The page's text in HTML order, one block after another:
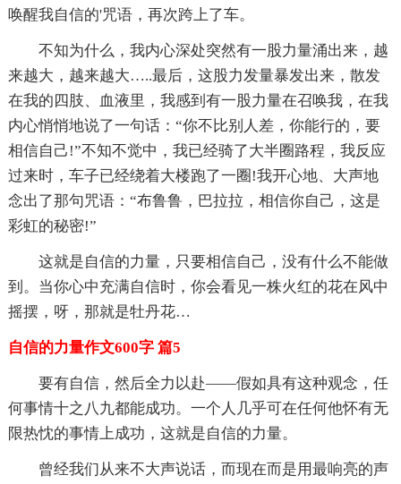
唤醒我自信的'咒语，再次跨上了车。
不知为什么，我内心深处突然有一股力量涌出来，越
来越大，越来越大…..最后，这股力发量暴发出来，散发
在我的四肢、血液里，我感到有一股力量在召唤我，在我
内心悄悄地说了一句话：“你不比别人差，你能行的，要
相信自己!”不知不觉中，我已经骑了大半圈路程，我反应
过来时，车子已经绕着大楼跑了一圈!我开心地、大声地
念出了那句咒语：“布鲁鲁，巴拉拉，相信你自己，这是
彩虹的秘密!”
这就是自信的力量，只要相信自己，没有什么不能做
到。当你心中充满自信时，你会看见一株火红的花在风中
摇摆，呀，那就是牡丹花…
自信的力量作文600字 篇5
要有自信，然后全力以赴——假如具有这种观念，任
何事情十之八九都能成功。一个人几乎可在任何他怀有无
限热忱的事情上成功，这就是自信的力量。
曾经我们从来不大声说话，而现在而是用最响亮的声